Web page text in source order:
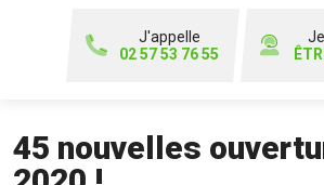
J'appelle
02 57 53 76 55
45 nouvelles